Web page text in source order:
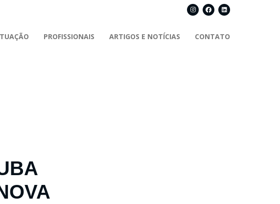
PROFISSIONAIS ARTIGOS E NOTÍCIAS CONTATO